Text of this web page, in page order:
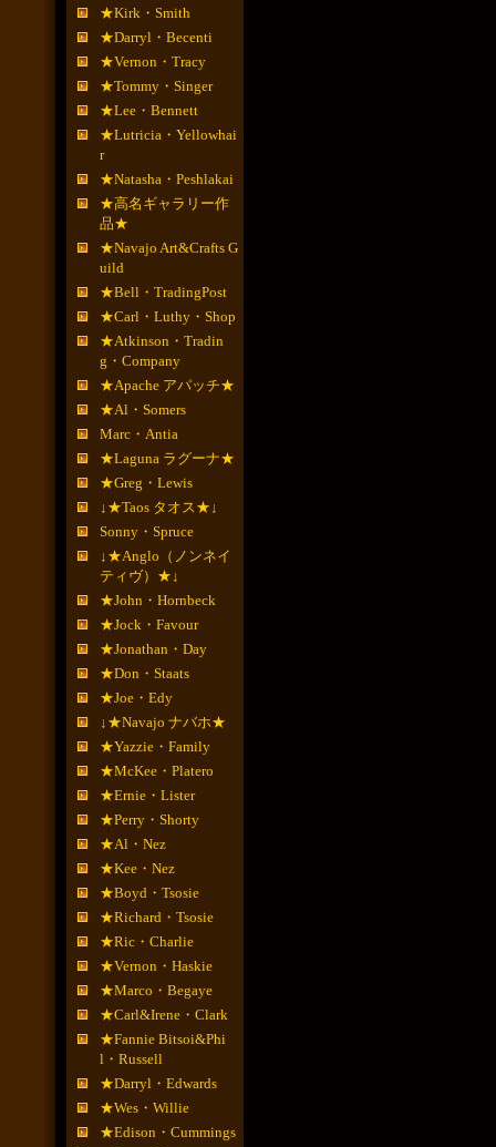
★Kirk・Smith
★Darryl・Becenti
★Vernon・Tracy
★Tommy・Singer
★Lee・Bennett
★Lutricia・Yellowhai
r
★Natasha・Peshlakai
★高名ギャラリー作
品★
★Navajo Art&Crafts G
uild
★Bell・TradingPost
★Carl・Luthy・Shop
★Atkinson・Tradin
g・Company
★Apache アパッチ★
★Al・Somers
Marc・Antia
★Laguna ラグーナ★
★Greg・Lewis
↓★Taos タオス★↓
Sonny・Spruce
↓★Anglo（ノンネイ
ティヴ）★↓
★John・Hornbeck
★Jock・Favour
★Jonathan・Day
★Don・Staats
★Joe・Edy
↓★Navajo ナバホ★
★Yazzie・Family
★McKee・Platero
★Ernie・Lister
★Perry・Shorty
★Al・Nez
★Kee・Nez
★Boyd・Tsosie
★Richard・Tsosie
★Ric・Charlie
★Vernon・Haskie
★Marco・Begaye
★Carl&Irene・Clark
★Fannie Bitsoi&Phi
l・Russell
★Darryl・Edwards
★Wes・Willie
★Edison・Cummings